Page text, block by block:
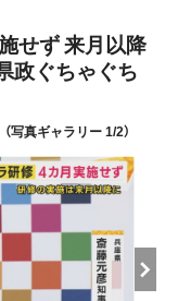
せず 来月以降
政ぐちゃぐち
（写真ギャラリー 1/2）